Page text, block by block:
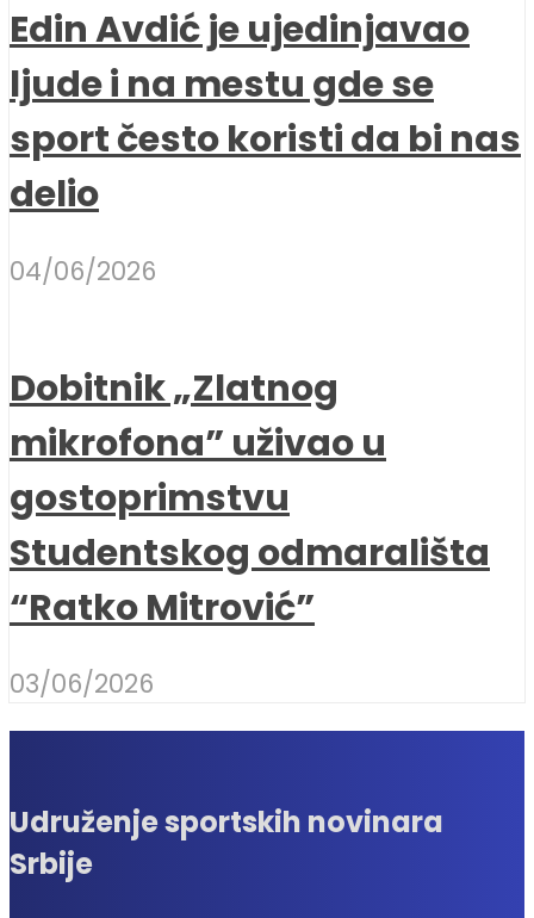
Edin Avdić je ujedinjavao
ljude i na mestu gde se
sport često koristi da bi nas
delio
04/06/2026
Dobitnik „Zlatnog
mikrofona” uživao u
gostoprimstvu
Studentskog odmarališta
“Ratko Mitrović”
03/06/2026
Udruženje sportskih novinara
Srbije